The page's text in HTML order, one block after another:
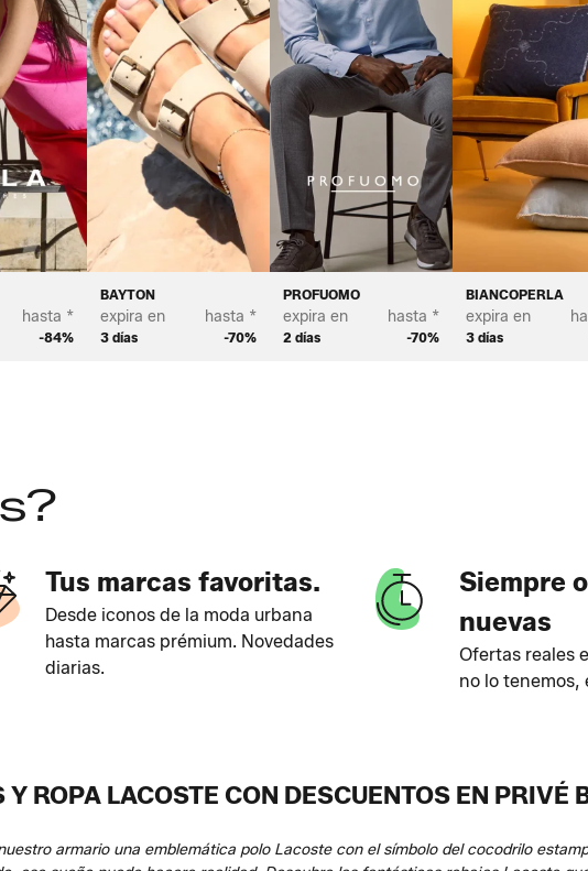
hasta *
-84%
BAYTON
expira en
3 días
hasta *
-70%
PROFUOMO
expira en
2 días
hasta *
-70%
BIANCOPERLA
expira en
3 días
Tus marcas favoritas.
Desde iconos de la moda urbana
hasta marcas prémium. Novedades
diarias.
Siempre
nuevas
Ofertas reales
no lo tenemos,
ROPA LACOSTE CON DESCUENTOS EN PRIVÉ
armario una emblemática polo Lacoste con el símbolo del cocodrilo